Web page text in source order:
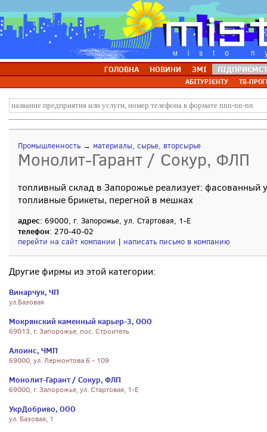
ГОЛОВНА НОВИНИ ЗМІ
АБІТУРІЄНТУ ТВ-
Промышленность → материалы, сырье, вторсырье
Монолит-Гарант / Сокур, ФЛП
топливный склад в Запорожье реализует: фасованный
топливные брикеты, перегной в мешках
адрес: 69000, г. Запорожье, ул. Стартовая, 1-Е
телефон: 270-40-02
перейти на сайт компании | написать письмо в компанию
Другие фирмы из этой категории:
Винарчук, ЧП
ул.Базовая
Мокрянский каменный карьер-3, ООО
69013, г. Запорожье, пос. Строитель
Алоинс, ЧМП
69000, ул. Лермонтова 6 - 109
Монолит-Гарант / Сокур, ФЛП
69000, г. Запорожье, ул. Стартовая, 1-Е
УкрДобриво, ООО
ул. Базовая, 1